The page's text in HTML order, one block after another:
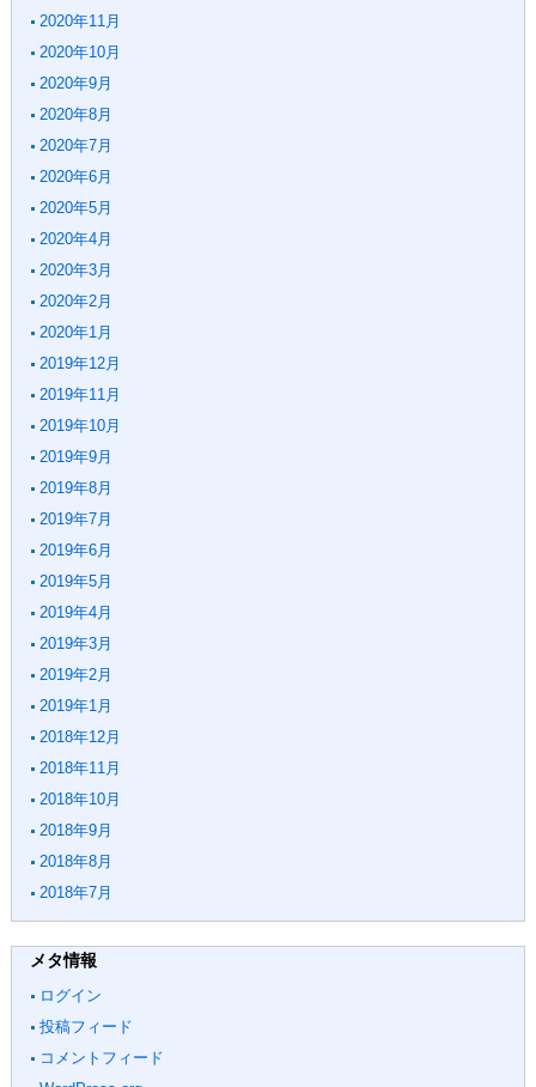
2020年11月
2020年10月
2020年9月
2020年8月
2020年7月
2020年6月
2020年5月
2020年4月
2020年3月
2020年2月
2020年1月
2019年12月
2019年11月
2019年10月
2019年9月
2019年8月
2019年7月
2019年6月
2019年5月
2019年4月
2019年3月
2019年2月
2019年1月
2018年12月
2018年11月
2018年10月
2018年9月
2018年8月
2018年7月
メタ情報
ログイン
投稿フィード
コメントフィード